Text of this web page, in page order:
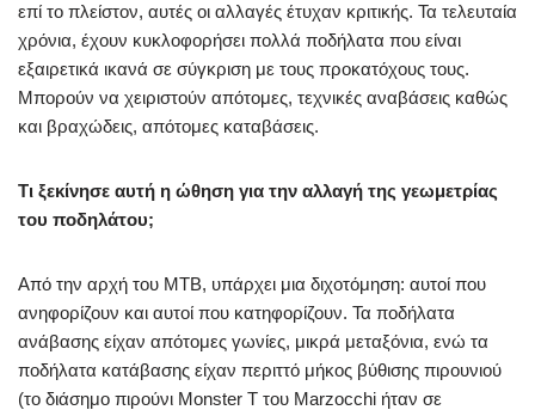
επί το πλείστον, αυτές οι αλλαγές έτυχαν κριτικής. Τα τελευταία
χρόνια, έχουν κυκλοφορήσει πολλά ποδήλατα που είναι
εξαιρετικά ικανά σε σύγκριση με τους προκατόχους τους.
Μπορούν να χειριστούν απότομες, τεχνικές αναβάσεις καθώς
και βραχώδεις, απότομες καταβάσεις.
Τι ξεκίνησε αυτή η ώθηση για την αλλαγή της γεωμετρίας
του ποδηλάτου;
Από την αρχή του MTB, υπάρχει μια διχοτόμηση: αυτοί που
ανηφορίζουν και αυτοί που κατηφορίζουν. Τα ποδήλατα
ανάβασης είχαν απότομες γωνίες, μικρά μεταξόνια, ενώ τα
ποδήλατα κατάβασης είχαν περιττό μήκος βύθισης πιρουνιού
(το διάσημο πιρούνι Monster T του Marzocchi ήταν σε